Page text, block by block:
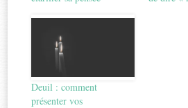
Deuil : comment
présenter vos